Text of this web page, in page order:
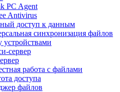
PC Agent
Antivirus
доступ к данным
синхронизация файлов
устройствами
сервер
работа с файлами
доступа
файлов